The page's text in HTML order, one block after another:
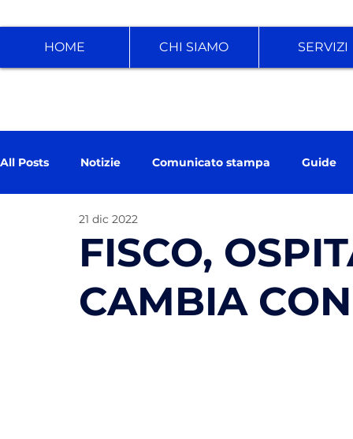
HOME CHI SIAMO SERVIZI
All Posts Notizie Comunicato stampa Guide
FISCO,
CAMBIA
21 dic 2022